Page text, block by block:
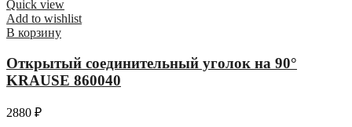
Quick view
Add to wishlist
В корзину
Открытый соединительный уголок на 90°
KRAUSE 860040
2880 ₽